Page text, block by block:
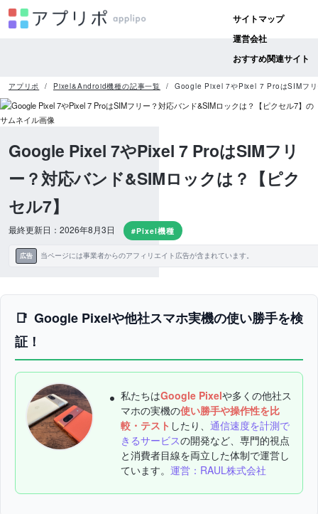
サイトマップ
運営会社
おすすめ関連サイト
アプリポ Pixel&Android機種の記事一覧 Google Pixel 7やPixel 7 ProはSIMフリ
Google Pixel 7やPixel 7 ProはSIMフリ
ー？対応バンド&SIMロックは？【ピク
セル7】
最終更新日：2026年8月3日 #Pixel機種
広告 当ページには事業者からのアフィリエイト広告が含まれています。
Google Pixelや他社スマホ実機の使い勝手を検
証！
私たちはGoogle Pixelや多くの他社ス
マホの実機の使い勝手や操作性を比
較・テスト したり、 通信速度を計測で
きるサービスの開発など、専門的視点
と消費者目線を両立した体制で運営し
ています。 運営：RAUL株式会社